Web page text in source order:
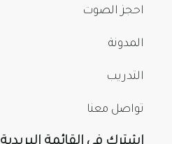
احجز الصوت
المدونة
التدريب
تواصل معنا